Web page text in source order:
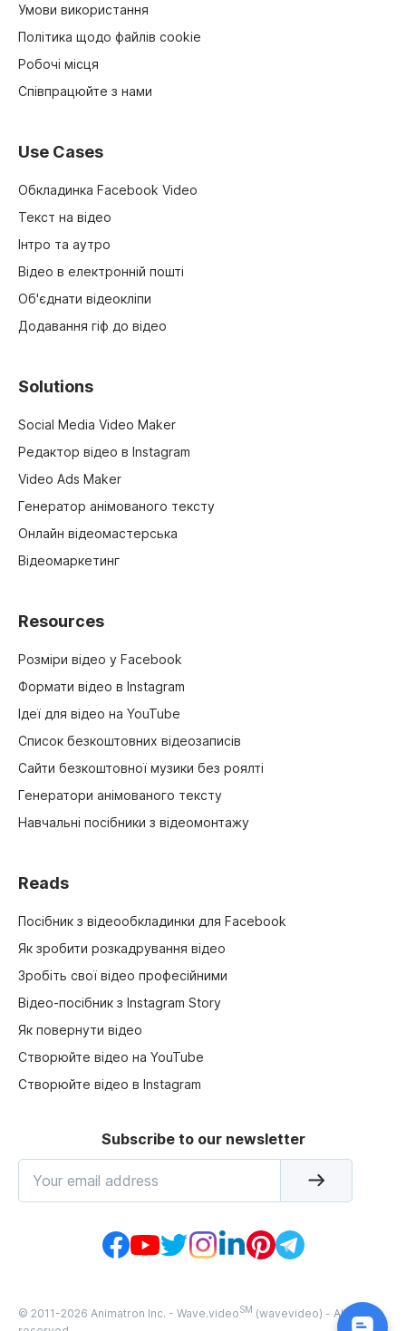
Умови використання
Політика щодо файлів cookie
Робочі місця
Співпрацюйте з нами
Use Cases
Обкладинка Facebook Video
Текст на відео
Інтро та аутро
Відео в електронній пошті
Об'єднати відеокліпи
Додавання гіф до відео
Solutions
Social Media Video Maker
Редактор відео в Instagram
Video Ads Maker
Генератор анімованого тексту
Онлайн відеомастерська
Відеомаркетинг
Resources
Розміри відео у Facebook
Формати відео в Instagram
Ідеї для відео на YouTube
Список безкоштовних відеозаписів
Сайти безкоштовної музики без роялті
Генератори анімованого тексту
Навчальні посібники з відеомонтажу
Reads
Посібник з відеообкладинки для Facebook
Як зробити розкадрування відео
Зробіть свої відео професійними
Відео-посібник з Instagram Story
Як повернути відео
Створюйте відео на YouTube
Створюйте відео в Instagram
Subscribe to our newsletter
© 2011-2026 Animatron Inc. - Wave.videoSM (wavevideo) - All rights